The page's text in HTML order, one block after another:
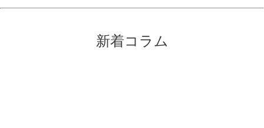
新着コラム